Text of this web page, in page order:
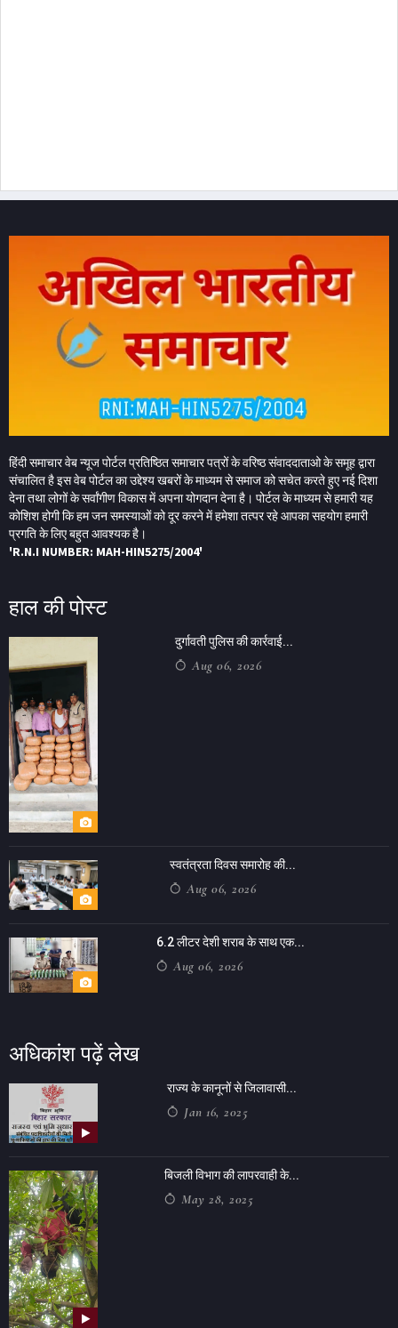
हिंदी समाचार वेब न्यूज पोर्टल प्रतिष्ठित समाचार पत्रों के वरिष्ठ संवाददाताओ के समूह द्वारा
संचालित है इस वेब पोर्टल का उद्देश्य खबरों के माध्यम से समाज को सचेत करते हुए नई दिशा
देना तथा लोगों के सर्वांगीण विकास में अपना योगदान देना है। पोर्टल के माध्यम से हमारी यह
कोशिश होगी कि हम जन समस्याओं को दूर करने में हमेशा तत्पर रहे आपका सहयोग हमारी
प्रगति के लिए बहुत आवश्यक है।
'R.N.I NUMBER: MAH-HIN5275/2004'
हाल की पोस्ट
दुर्गावती पुलिस की कार्रवाई...
Aug 06, 2026
स्वतंत्रता दिवस समारोह की...
Aug 06, 2026
6.2 लीटर देशी शराब के साथ एक...
Aug 06, 2026
अधिकांश पढ़ें लेख
राज्य के कानूनों से जिलावासी...
Jan 16, 2025
बिजली विभाग की लापरवाही के...
May 28, 2025